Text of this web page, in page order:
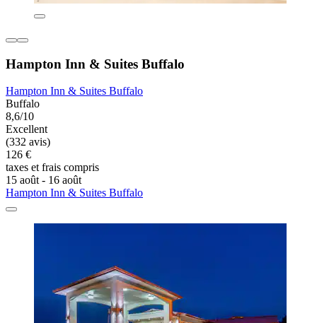
Hampton Inn & Suites Buffalo
Hampton Inn & Suites Buffalo
Buffalo
8,6/10
Excellent
(332 avis)
126 €
taxes et frais compris
15 août - 16 août
Hampton Inn & Suites Buffalo